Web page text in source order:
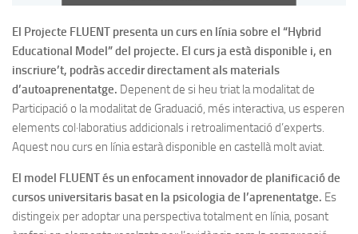
El Projecte FLUENT presenta un curs en línia sobre el “Hybrid
Educational Model” del projecte. El curs ja està disponible i, en
inscriure’t, podràs accedir directament als materials
d’autoaprenentatge. Depenent de si heu triat la modalitat de
Participació o la modalitat de Graduació, més interactiva, us esperen
elements col·laboratius addicionals i retroalimentació d’experts.
Aquest nou curs en línia estarà disponible en castellà molt aviat.
El model FLUENT és un enfocament innovador de planificació de
cursos universitaris basat en la psicologia de l’aprenentatge. Es
distingeix per adoptar una perspectiva totalment en línia, posant